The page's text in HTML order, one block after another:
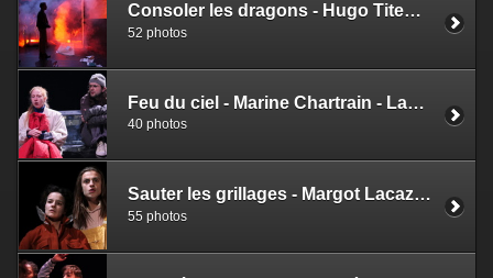
Consoler les dragons - Hugo Titem Delaveau - Maurin Ollès
52 photos
Feu du ciel - Marine Chartrain - Laurent Gutmann
40 photos
Sauter les grillages - Margot Lacaze - Céline Champinot
55 photos